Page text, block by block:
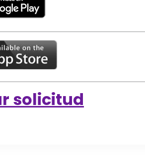
solicitud